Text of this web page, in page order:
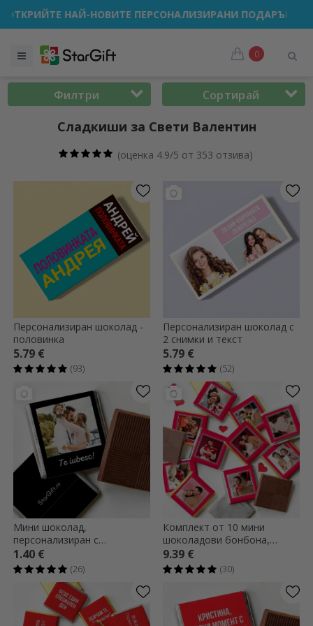
🌴 ДО -40% ОТСТЪПКА ЗА НАД 100
0
Филтри Сортирай
Сладкиши за Свети Валентин
(оценка 4.9/5 от 353 отзива)
Персонализиран шоколад -
половинка
5.79 €
(93)
Персонализиран шоколад с
2 снимки и текст
5.79 €
(52)
Мини шоколад,
персонализиран с
фотография и текст
1.40 €
(26)
Комплект от 10 мини
шоколадови бонбона,
персонализирани с
фотография
9.39 €
(30)